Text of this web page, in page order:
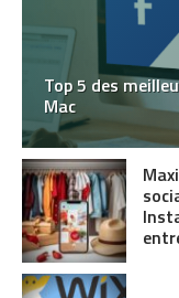
Top 5 des
Mac